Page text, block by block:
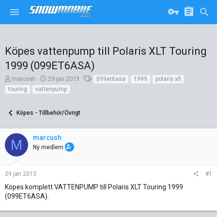
Köpes vattenpump till Polaris XLT Touring
1999 (099ET6ASA)
T
r
å
s
a
p
a
r
e
marcush
S
t
a
t
a
t
u
29 jan 2013 099et6asa 1999
polaris xlt
touring
vattenpump
Köpes - Tillbehör/Övrigt
M marcush
Ny medlem
29 jan 2013 #1
Köpes komplett VATTENPUMP till Polaris XLT Touring 1999
(099ET6ASA).